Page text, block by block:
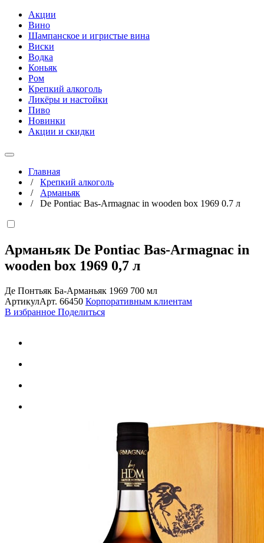
Акции
Вино
Шампанское и игристые вина
Виски
Водка
Коньяк
Ром
Крепкий алкоголь
Ликёры и настойки
Пиво
Новинки
Акции и скидки
Главная
/ Крепкий алкоголь
/ Арманьяк
/ De Pontiac Bas-Armagnac in wooden box 1969 0.7 л
Арманьяк De Pontiac Bas-Armagnac in
wooden box 1969 0,7 л
Де Понтьяк Ба-Арманьяк 1969 700 мл
АртикулАрт. 66450 Корпоративным клиентам
В избранное Поделиться